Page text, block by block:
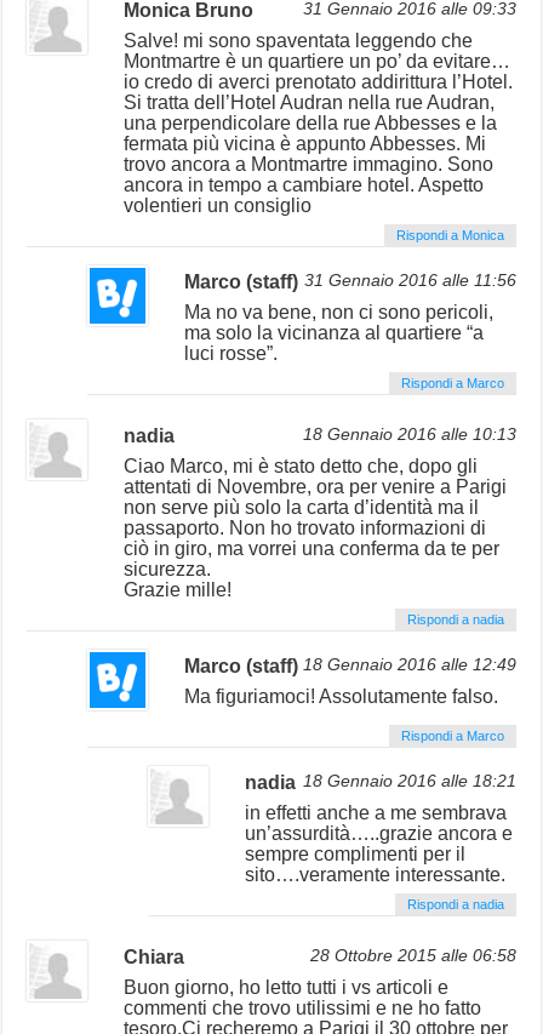
Monica Bruno 31 Gennaio 2016 alle 09:33
Salve! mi sono spaventata leggendo che
Montmartre è un quartiere un po’ da evitare…
io credo di averci prenotato addirittura l’Hotel.
Si tratta dell’Hotel Audran nella rue Audran,
una perpendicolare della rue Abbesses e la
fermata più vicina è appunto Abbesses. Mi
trovo ancora a Montmartre immagino. Sono
ancora in tempo a cambiare hotel. Aspetto
volentieri un consiglio
Rispondi a Monica
Marco (staff) 31 Gennaio 2016 alle 11:56
Ma no va bene, non ci sono pericoli,
ma solo la vicinanza al quartiere “a
luci rosse”.
Rispondi a Marco
nadia 18 Gennaio 2016 alle 10:13
Ciao Marco, mi è stato detto che, dopo gli
attentati di Novembre, ora per venire a Parigi
non serve più solo la carta d’identità ma il
passaporto. Non ho trovato informazioni di
ciò in giro, ma vorrei una conferma da te per
sicurezza.
Grazie mille!
Rispondi a nadia
Marco (staff) 18 Gennaio 2016 alle 12:49
Ma figuriamoci! Assolutamente falso.
Rispondi a Marco
nadia 18 Gennaio 2016 alle 18:21
in effetti anche a me sembrava
un’assurdità…..grazie ancora e
sempre complimenti per il
sito….veramente interessante.
Rispondi a nadia
Chiara 28 Ottobre 2015 alle 06:58
Buon giorno, ho letto tutti i vs articoli e
commenti che trovo utilissimi e ne ho fatto
tesoro.Ci recheremo a Parigi il 30 ottobre per